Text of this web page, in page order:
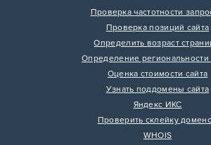
Проверка частотности
Проверка позиций сайта
Определить возраст
Определение региональности
Оценка стоимости сайта
Узнать поддомены сайта
Яндекс ИКС
Проверить склейку
WHOIS